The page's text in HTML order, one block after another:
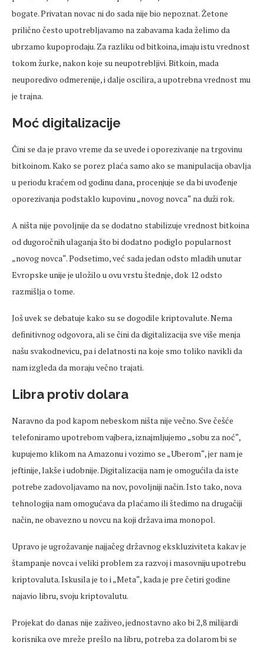
bogate. Privatan novac ni do sada nije bio nepoznat. Žetone
prilično često upotrebljavamo na zabavama kada želimo da
ubrzamo kupoprodaju. Za razliku od bitkoina, imaju istu vrednost
tokom žurke, nakon koje su neupotrebljivi. Bitkoin, mada
neuporedivo odmerenije, i dalje oscilira, a upotrebna vrednost mu
je trajna.
Moć digitalizacije
Čini se da je pravo vreme da se uvede i oporezivanje na trgovinu
bitkoinom. Kako se porez plaća samo ako se manipulacija obavlja
u periodu kraćem od godinu dana, procenjuje se da bi uvođenje
oporezivanja podstaklo kupovinu „novog novca“ na duži rok.
A ništa nije povoljnije da se dodatno stabilizuje vrednost bitkoina
od dugoročnih ulaganja što bi dodatno podiglo popularnost
„novog novca“. Podsetimo, već sada jedan odsto mladih unutar
Evropske unije je uložilo u ovu vrstu štednje, dok 12 odsto
razmišlja o tome.
Još uvek se debatuje kako su se dogodile kriptovalute. Nema
definitivnog odgovora, ali se čini da digitalizacija sve više menja
našu svakodnevicu, pa i delatnosti na koje smo toliko navikli da
nam izgleda da moraju večno trajati.
Libra protiv dolara
Naravno da pod kapom nebeskom ništa nije večno. Sve češće
telefoniramo upotrebom vajbera, iznajmljujemo „sobu za noć“,
kupujemo klikom na Amazonu i vozimo se „Uberom“, jer nam je
jeftinije, lakše i udobnije. Digitalizacija nam je omogućila da iste
potrebe zadovoljavamo na nov, povoljniji način. Isto tako, nova
tehnologija nam omogućava da plaćamo ili štedimo na drugačiji
način, ne obavezno u novcu na koji država ima monopol.
Upravo je ugrožavanje najjačeg državnog ekskluziviteta kakav je
štampanje novca i veliki problem za razvoj i masovniju upotrebu
kriptovaluta. Iskusila je to i „Meta“, kada je pre četiri godine
najavio libru, svoju kriptovalutu.
Projekat do danas nije zaživeo, jednostavno ako bi 2,8 milijardi
korisnika ove mreže prešlo na libru, potreba za dolarom bi se